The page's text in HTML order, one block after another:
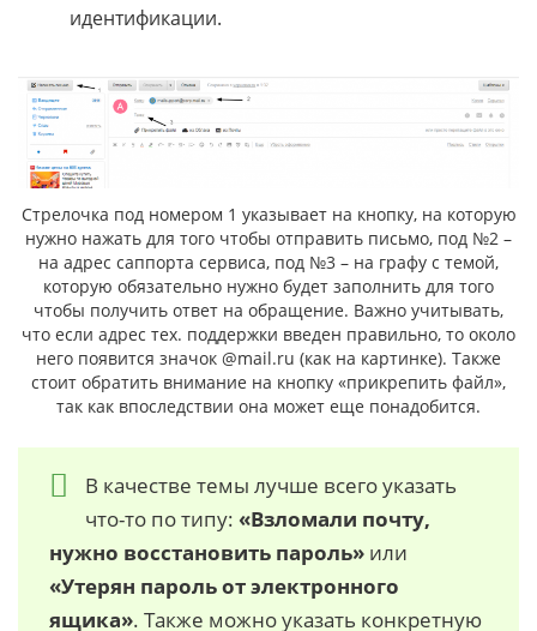
идентификации.
Стрелочка под номером 1 указывает на кнопку, на которую
нужно нажать для того чтобы отправить письмо, под №2 –
на адрес саппорта сервиса, под №3 – на графу с темой,
которую обязательно нужно будет заполнить для того
чтобы получить ответ на обращение. Важно учитывать,
что если адрес тех. поддержки введен правильно, то около
него появится значок @mail.ru (как на картинке). Также
стоит обратить внимание на кнопку «прикрепить файл»,
так как впоследствии она может еще понадобится.
В качестве темы лучше всего указать
что-то по типу: «Взломали почту,
нужно восстановить пароль» или
«Утерян пароль от электронного
ящика». Также можно указать конкретную